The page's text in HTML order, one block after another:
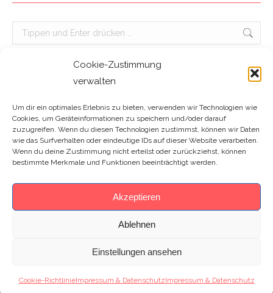
Cookie-Zustimmung
verwalten
Um dir ein optimales Erlebnis zu bieten, verwenden wir Technologien wie
Cookies, um Geräteinformationen zu speichern und/oder darauf
zuzugreifen. Wenn du diesen Technologien zustimmst, können wir Daten
wie das Surfverhalten oder eindeutige IDs auf dieser Website verarbeiten.
Wenn du deine Zustimmung nicht erteilst oder zurückziehst, können
bestimmte Merkmale und Funktionen beeinträchtigt werden.
Akzeptieren
Ablehnen
Einstellungen ansehen
Cookie-RichtlinieImpressum & DatenschutzImpressum & Datenschutz
Search: